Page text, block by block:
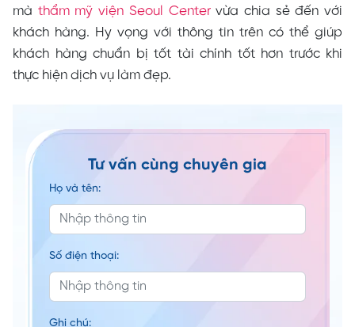
mà thẩm mỹ viện Seoul Centervừa chia sẻ đến với
khách hàng. Hy vọng với thông tin trên có thể giúp
khách hàng chuẩn bị tốt tài chính tốt hơn trước khi
thực hiện dịch vụ làm đẹp.
Tư vấn cùng chuyên gia
Họ và tên:
Số điện thoại:
Ghi chú: